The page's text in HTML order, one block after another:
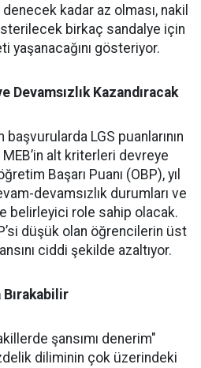
denecek kadar az olması, nakil
birkaç sandalye için
yaşanacağını gösteriyor.
Devamsızlık Kazandıracak
başvurularda LGS puanlarının
alt kriterleri devreye
Başarı Puanı (OBP), yıl
devamsızlık durumları ve
belirleyici role sahip olacak.
düşük olan öğrencilerin üst
ciddi şekilde azaltıyor.
şansımı denerim"
diliminin çok üzerindeki